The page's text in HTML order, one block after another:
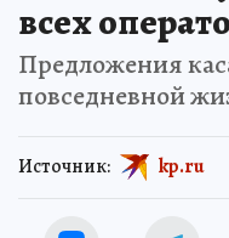
всех
Предложения
повседневной
Источник: kp.ru